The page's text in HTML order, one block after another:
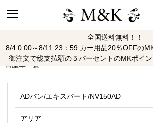
全国送料無料！！
8/4 0:00～8/11 23：59 カー用品20％OFFの
御注文で総支払額の５パーセントのMKポイン
ニッサン
日産車一覧
ADバン/エキスパート/NV150AD
アリア